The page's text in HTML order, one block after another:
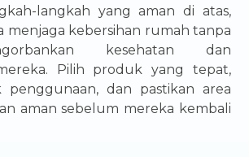
langkah yang aman di atas,
menjaga kebersihan rumah tanpa
kesehatan dan
Pilih produk yang tepat,
dan pastikan area
aman sebelum mereka kembali